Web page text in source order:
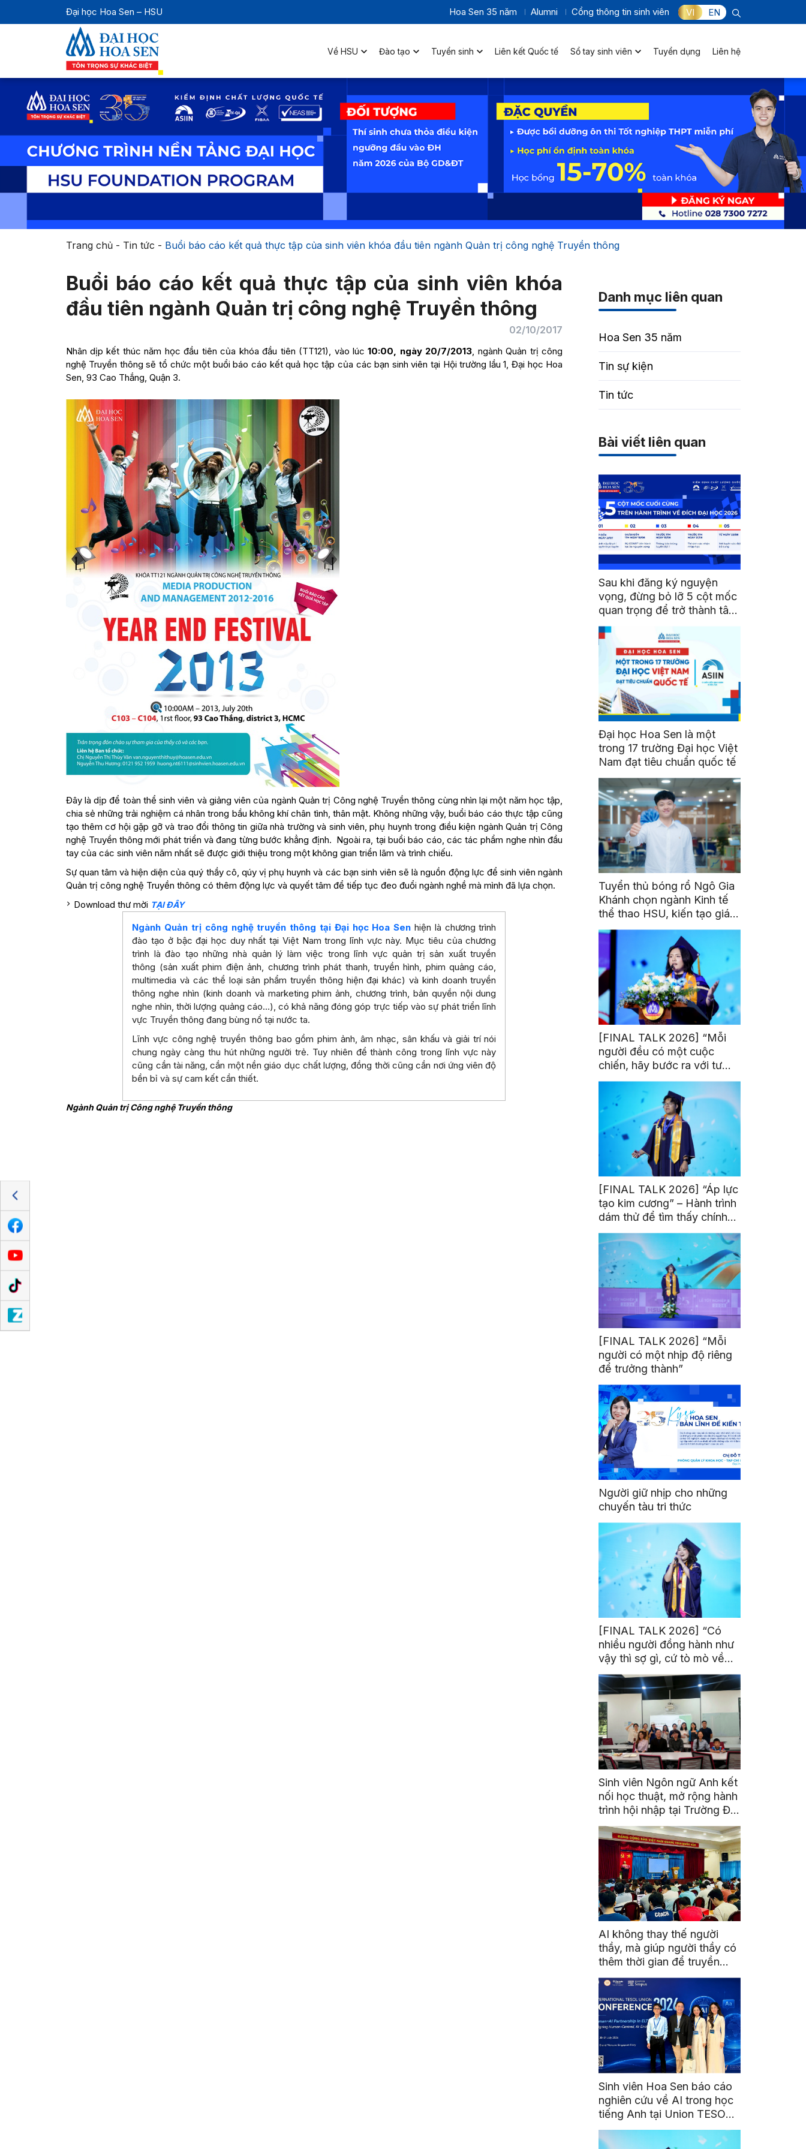
Đại học Hoa Sen – HSU Hoa Sen 35 năm Alumni Cổng thông tin sinh viên VI EN
Về HSU Đào tạo Tuyển sinh Liên kết Quốc tế Sổ tay sinh viên Tuyển dụng Liên hệ
Trang chủ- Tin tức - Buổi báo cáo kết quả thực tập của sinh viên khóa đầu tiên ngành Quản trị công nghệ Truyền thông
Buổi báo cáo kết quả thực tập của sinh viên khóa
đầu tiên ngành Quản trị công nghệ Truyền thông
02/10/2017
Nhân dịp kết thúc năm học đầu tiên của khóa đầu tiên (TT121), vào lúc10:00, ngày 20/7/2013, ngành Quản trị công
nghệ Truyền thông sẽ tổ chức một buổi báo cáo kết quả học tập của các bạn sinh viên tại Hội trường lầu 1, Đại học Hoa
Sen, 93 Cao Thắng, Quận 3.
Đây là dịp để toàn thể sinh viên và giảng viên của ngành Quản trị Công nghệ Truyền thông cùng nhìn lại một năm học tập,
chia sẻ những trải nghiệm cá nhân trong bầu không khí chân tình, thân mật. Không những vậy, buổi báo cáo thực tập cũng
tạo thêm cơ hội gặp gỡ và trao đổi thông tin giữa nhà trường và sinh viên, phụ huynh trong điều kiện ngành Quản trị Công
nghệ Truyền thông mới phát triển và đang từng bước khẳng định. Ngoài ra, tại buổi báo cáo, các tác phẩm nghe nhìn đầu
tay của các sinh viên năm nhất sẽ được giới thiệu trong một không gian triển lãm và trình chiếu.
Sự quan tâm và hiện diện của quý thầy cô, qúy vị phụ huynh và các bạn sinh viên sẽ là nguồn động lực để sinh viên ngành
Quản trị công nghệ Truyền thông có thêm động lực và quyết tâm để tiếp tục đeo đuổi ngành nghề mà mình đã lựa chọn.
Download thư mời TẠI ĐÂY
Ngành Quản trị công nghệ truyền thông tại Đại học Hoa Sen hiện là chương trình
đào tạo ở bậc đại học duy nhất tại Việt Nam trong lĩnh vực này. Mục tiêu của chương
trình là đào tạo những nhà quản lý làm việc trong lĩnh vực quản trị sản xuất truyền
thông (sản xuất phim điện ảnh, chương trình phát thanh, truyền hình, phim quảng cáo,
multimedia và các thể loại sản phẩm truyền thông hiện đại khác) và kinh doanh truyền
thông nghe nhìn (kinh doanh và marketing phim ảnh, chương trình, bản quyền nội dung
nghe nhìn, thời lượng quảng cáo…), có khả năng đóng góp trực tiếp vào sự phát triển lĩnh
vực Truyền thông đang bùng nổ tại nước ta.
Lĩnh vực công nghệ truyền thông bao gồm phim ảnh, âm nhạc, sân khấu và giải trí nói
chung ngày càng thu hút những người trẻ. Tuy nhiên để thành công trong lĩnh vực này
cũng cần tài năng, cần một nền giáo dục chất lượng, đồng thời cũng cần nơi ứng viên độ
bền bỉ và sự cam kết cần thiết.
Ngành Quản trị Công nghệ Truyền thông
Danh mục liên quan
Hoa Sen 35 năm
Tin sự kiện
Tin tức
Bài viết liên quan
Sau khi đăng ký nguyện
vọng, đừng bỏ lỡ 5 cột mốc
quan trọng để trở thành tân
sinh viên HSU
Đại học Hoa Sen là một
trong 17 trường Đại học Việt
Nam đạt tiêu chuẩn quốc tế
Tuyển thủ bóng rổ Ngô Gia
Khánh chọn ngành Kinh tế
thể thao HSU, kiến tạo giá
trị từ đam mê thể thao
[FINAL TALK 2026] “Mỗi
người đều có một cuộc
chiến, hãy bước ra với tư
thế của người chiến thắng”
[FINAL TALK 2026] “Áp lực
tạo kim cương” – Hành trình
dám thử để tìm thấy chính
mình
[FINAL TALK 2026] “Mỗi
người có một nhịp độ riêng
để trưởng thành”
Người giữ nhịp cho những
chuyến tàu tri thức
[FINAL TALK 2026] “Có
nhiều người đồng hành như
vậy thì sợ gì, cứ tò mò về
thế giới thôi”
Sinh viên Ngôn ngữ Anh kết
nối học thuật, mở rộng hành
trình hội nhập tại Trường Đại
học Quốc gia Malaysia
AI không thay thế người
thầy, mà giúp người thầy có
thêm thời gian để truyền
cảm hứng
Sinh viên Hoa Sen báo cáo
nghiên cứu về AI trong học
tiếng Anh tại Union TESOL
2026 ở Singapore